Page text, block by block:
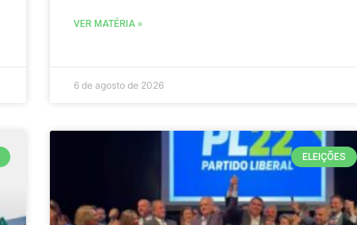
VER MATÉRIA »
6 de agosto de 2026
ELEIÇÕES